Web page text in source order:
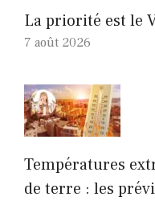
La priorité est le
7 août 2026
Températures
de terre : les